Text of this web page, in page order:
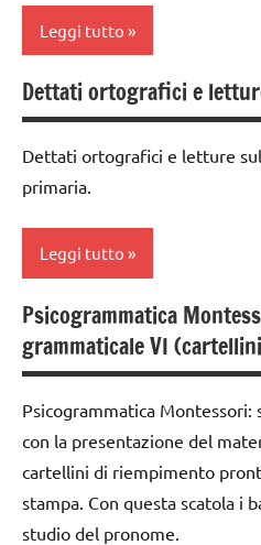
TUTTI GLI
ARGOMENTI
PER ETA'
TUTTI GLI
ARTICOLI
MONTESSORI
LINGUAGGIO
didattico
Montessori
psicogrammatica
Montessori
TUTTI GLI
ARGOMENTI
PER ETA'
TUTTI GLI
ARTICOLI
ARGOMENTI
TUTTI GLI
classe
5a
dettati /
geografia
dettati
Italia
ARGOMENTI
PER ETA'
ARTICOLI
Leggi tutto
classe
1a
classe
2a
classe
3a
classe
4a
classe
dettati /
vari
TUTTI GLI
Dettati ortografici e
Dettati ortografici e letture
primaria.
Leggi tutto
classe
3a
4a
classe
5a
classi
Psicogrammatica
grammaticale VI
Psicogrammatica Montessori:
con la presentazione del
cartellini di riempimento
stampa. Con questa scatola i
studio del pronome.